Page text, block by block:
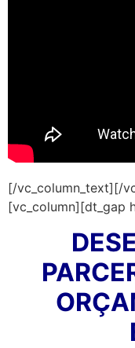
[/vc_column_text][/
[vc_column][dt_gap